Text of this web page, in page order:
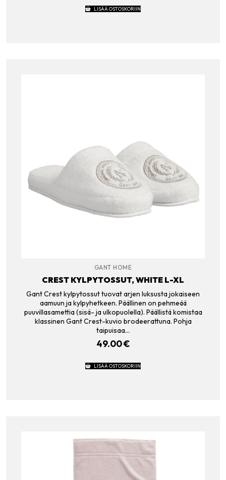
LISÄÄ OSTOSKORIIN
GANT HOME
CREST KYLPYTOSSUT, WHITE L-XL
Gant Crest kylpytossut tuovat arjen luksusta jokaiseen
aamuun ja kylpyhetkeen. Päällinen on pehmeää
puuvillasamettia (sisä- ja ulkopuolella). Päällistä komistaa
klassinen Gant Crest-kuvio brodeerattuna. Pohja
taipuisaa…
49.00€
LISÄÄ OSTOSKORIIN